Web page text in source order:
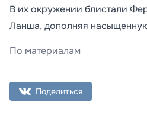
В их окружении блистали
Ланша, дополняя
По материалам
Поделиться